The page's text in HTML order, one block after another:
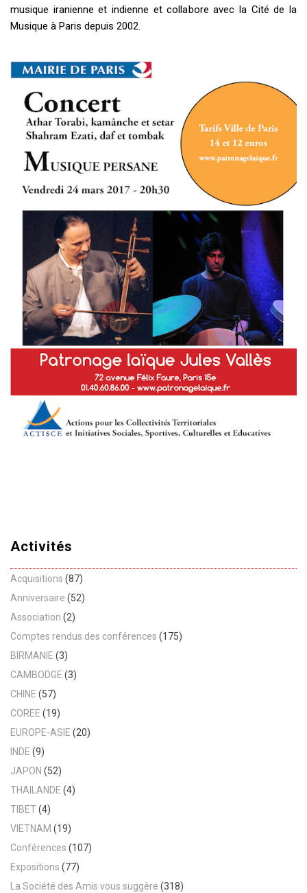
musique iranienne et indienne et collabore avec la Cité de la
Musique à Paris depuis 2002.
Activités
Acquisitions (87)
Anniversaire (52)
Association (2)
Comptes rendus des conférences (175)
BIRMANIE (3)
CAMBODGE (3)
CHINE (57)
COREE (19)
EUROPE-ASIE (20)
INDE (9)
JAPON (52)
THAILANDE (4)
TIBET(4)
VIETNAM (19)
Conférences (107)
Expositions (77)
La Société des Amis vous suggère (318)